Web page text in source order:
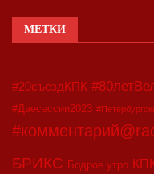
МЕТКИ
#20съездКПК
#Двесессии2023
БРИКС Бодрое утро